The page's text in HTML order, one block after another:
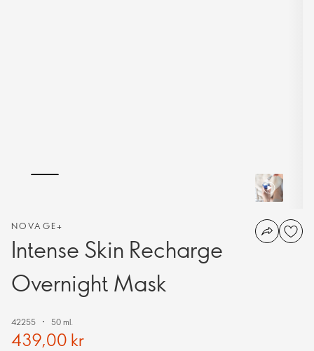
NOVAGE+
Intense Skin Recharge
Overnight Mask
42255 50 ml.
439,00 kr